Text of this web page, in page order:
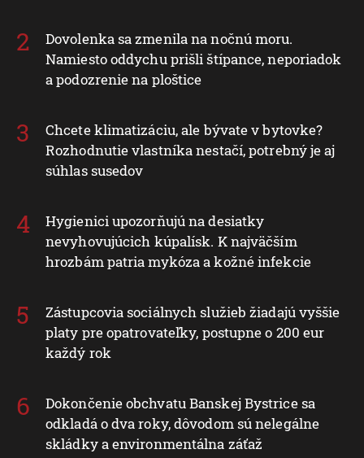
Dovolenka sa zmenila na nočnú moru.
Namiesto oddychu prišli štípance, neporiadok
a podozrenie na ploštice
Chcete klimatizáciu, ale bývate v bytovke?
Rozhodnutie vlastníka nestačí, potrebný je aj
súhlas susedov
Hygienici upozorňujú na desiatky
nevyhovujúcich kúpalísk. K najväčším
hrozbám patria mykóza a kožné infekcie
Zástupcovia sociálnych služieb žiadajú vyššie
platy pre opatrovateľky, postupne o 200 eur
každý rok
Dokončenie obchvatu Banskej Bystrice sa
odkladá o dva roky, dôvodom sú nelegálne
skládky a environmentálna záťaž